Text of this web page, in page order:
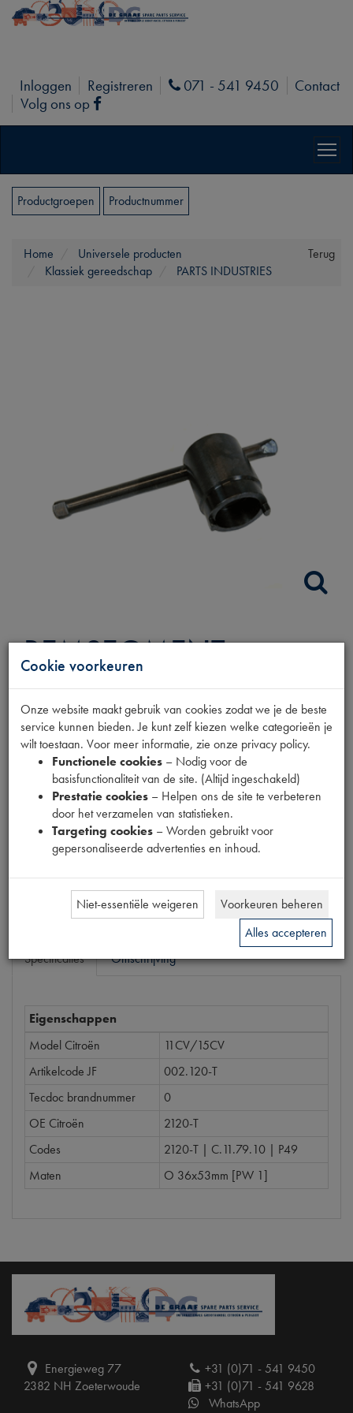
Inloggen Registreren Phone
071 - 541 9450
Contact
Volg ons op
Facebook
Productgroepen Productnummer
Terug
Home
Universele producten
Klassiek gereedschap
PARTS INDUSTRIES
REMSEGMENT
CENTREER SLEUTEL
Fabrikant
Productnummer
6860143
55,42 (€ 45,80excl. btw)
Bestel
Specificaties Omschrijving
Eigenschappen
Model Citroën
11CV/15CV
Artikelcode JF
002.120-T
Tecdoc brandnummer
0
OE Citroën
2120-T
Codes
2120-T | C.11.79.10 | P49
Maten
O 36x53mm [PW 1]
Energieweg 77
2382 NH Zoeterwoude
+31 (0)71 - 541 9450
+31 (0)71 - 541 9628
WhatsApp
Cookie voorkeuren
Onze website maakt gebruik van cookies zodat we je de beste
service kunnen bieden. Je kunt zelf kiezen welke categorieën je
wilt toestaan. Voor meer informatie, zie onze privacy policy.
Functionele cookies – Nodig voor de
basisfunctionaliteit van de site. (Altijd ingeschakeld)
Prestatie cookies – Helpen ons de site te verbeteren
door het verzamelen van statistieken.
Targeting cookies – Worden gebruikt voor
gepersonaliseerde advertenties en inhoud.
Niet-essentiële weigeren
Voorkeuren beheren
Alles accepteren